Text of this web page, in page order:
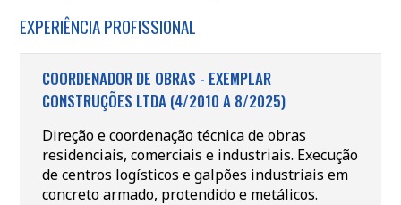
EXPERIÊNCIA PROFISSIONAL
COORDENADOR DE OBRAS - EXEMPLAR
CONSTRUÇÕES LTDA (4/2010 A 8/2025)
Direção e coordenação técnica de obras
residenciais, comerciais e industriais. Execução
de centros logísticos e galpões industriais em
concreto armado, protendido e metálicos.